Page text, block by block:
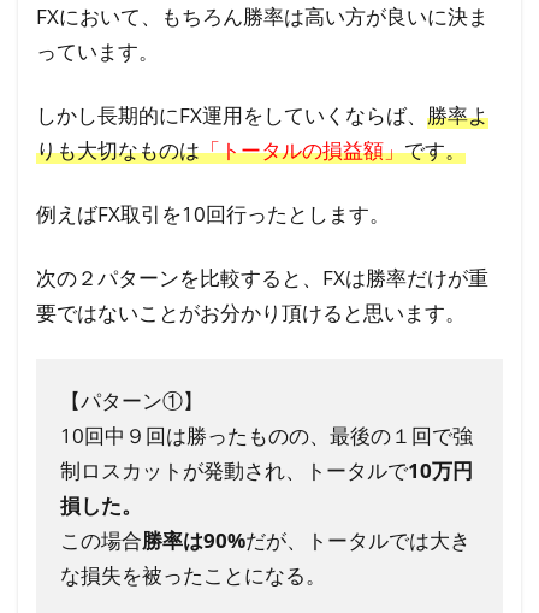
ン
の
準
5.1
FXで
とな
は？
6
FX
動
売
FXにおいて、もちろん勝率は高い方が良いに決ま
っています。
しかし長期的にFX運用をしていくならば、 勝率よ
りも大切なものは「トータルの損益額」です。
例えばFX取引を10回行ったとします。
次の２パターンを比較すると、FXは勝率だけが重
要ではないことがお分かり頂けると思います。
【パターン①】
10回中９回は勝ったものの、最後の１回で強
制ロスカットが発動され、トータルで10万円
損した。
この場合勝率は90%だが、トータルでは大き
な損失を被ったことになる。